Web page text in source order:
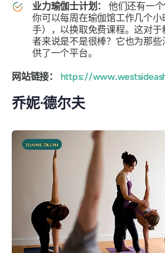
业力瑜伽士计划： 他们还有一个
你可以每周在瑜伽馆工作几个
手），以换取免费课程。这对
者来说是不是很棒？它也为那
供了一个平台。
网站链接： https://
乔妮·德尔夫